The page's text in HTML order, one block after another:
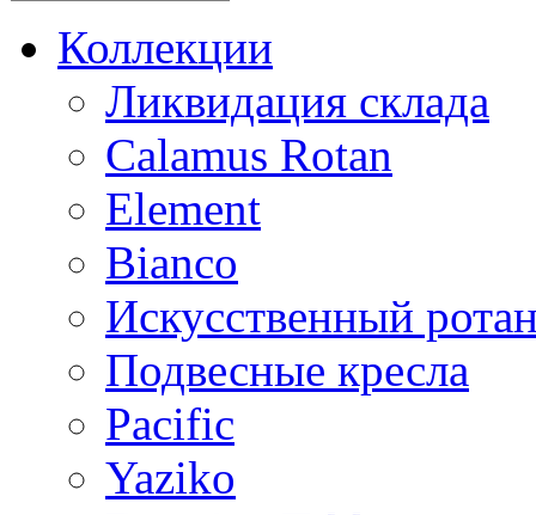
Коллекции
Ликвидация склада
Calamus Rotan
Element
Bianco
Искусственный
Подвесные кресла
Pacific
Yaziko